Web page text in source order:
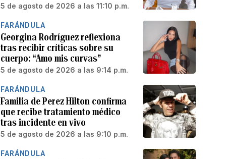
5 de agosto de 2026 a las 11:10 p.m.
FARÁNDULA
Georgina Rodríguez reflexiona
tras recibir críticas sobre su
cuerpo: “Amo mis curvas”
5 de agosto de 2026 a las 9:14 p.m.
FARÁNDULA
Familia de Perez Hilton confirma
que recibe tratamiento médico
tras incidente en vivo
5 de agosto de 2026 a las 9:10 p.m.
FARÁNDULA